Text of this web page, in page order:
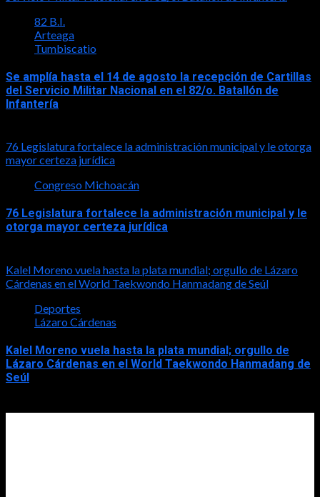
82 B.I.
Arteaga
Tumbiscatio
Se amplía hasta el 14 de agosto la recepción de Cartillas
del Servicio Militar Nacional en el 82/o. Batallón de
Infantería
76 Legislatura fortalece la administración municipal y le otorga
mayor certeza jurídica
Congreso Michoacán
76 Legislatura fortalece la administración municipal y le
otorga mayor certeza jurídica
Kalel Moreno vuela hasta la plata mundial; orgullo de Lázaro
Cárdenas en el World Taekwondo Hanmadang de Seúl
Deportes
Lázaro Cárdenas
Kalel Moreno vuela hasta la plata mundial; orgullo de
Lázaro Cárdenas en el World Taekwondo Hanmadang de
Seúl